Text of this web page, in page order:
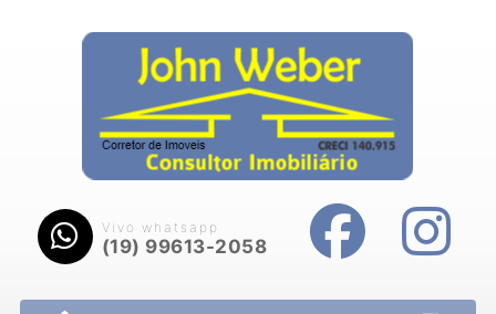
Vivo whatsapp
(19) 99613-2058